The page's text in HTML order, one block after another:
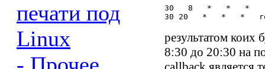
печати под
Linux
30   8   *   *   *
результатом коих
8:30 до 20:30 на